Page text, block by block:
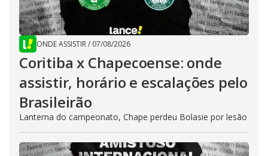
ONDE ASSISTIR/ 07/08/2026
Coritiba x Chapecoense: onde
assistir, horário e escalações pelo
Brasileirão
Lanterna do campeonato, Chape perdeu Bolasie por lesão